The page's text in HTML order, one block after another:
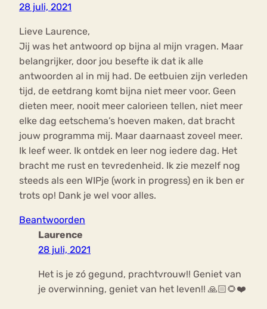
28 juli, 2021
Lieve Laurence,
Jij was het antwoord op bijna al mijn vragen. Maar
belangrijker, door jou besefte ik dat ik alle
antwoorden al in mij had. De eetbuien zijn verleden
tijd, de eetdrang komt bijna niet meer voor. Geen
dieten meer, nooit meer calorieen tellen, niet meer
elke dag eetschema’s hoeven maken, dat bracht
jouw programma mij. Maar daarnaast zoveel meer.
Ik leef weer. Ik ontdek en leer nog iedere dag. Het
bracht me rust en tevredenheid. Ik zie mezelf nog
steeds als een WIPje (work in progress) en ik ben er
trots op! Dank je wel voor alles.
Beantwoorden
Laurence
28 juli, 2021
Het is je zó gegund, prachtvrouw!! Geniet van
je overwinning, geniet van het leven!! 🙏🏻🌻❤️